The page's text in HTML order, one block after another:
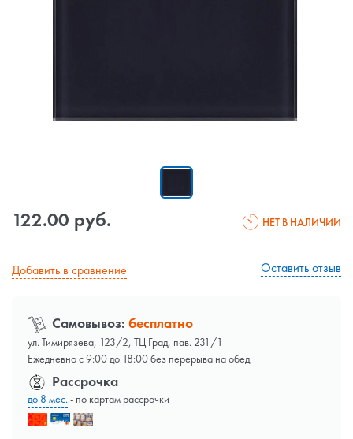
122.00 руб. НЕТ В НАЛИЧИИ
Добавить в сравнение Оставить отзыв
Самовывоз: бесплатно
ул. Тимирязева, 123/2, ТЦ Град, пав. 231/1
Ежедневно с 9:00 до 18:00 без перерыва на обед
Рассрочка
до 8 мес.- по картам рассрочки